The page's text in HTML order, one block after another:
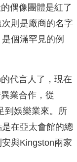
偶像團體是紅了
則是廠商的名字
個滿罕見的例
代言人了，現在
業合作，從
到娛樂業來。所
在亞太會館的總
與Kingston兩家